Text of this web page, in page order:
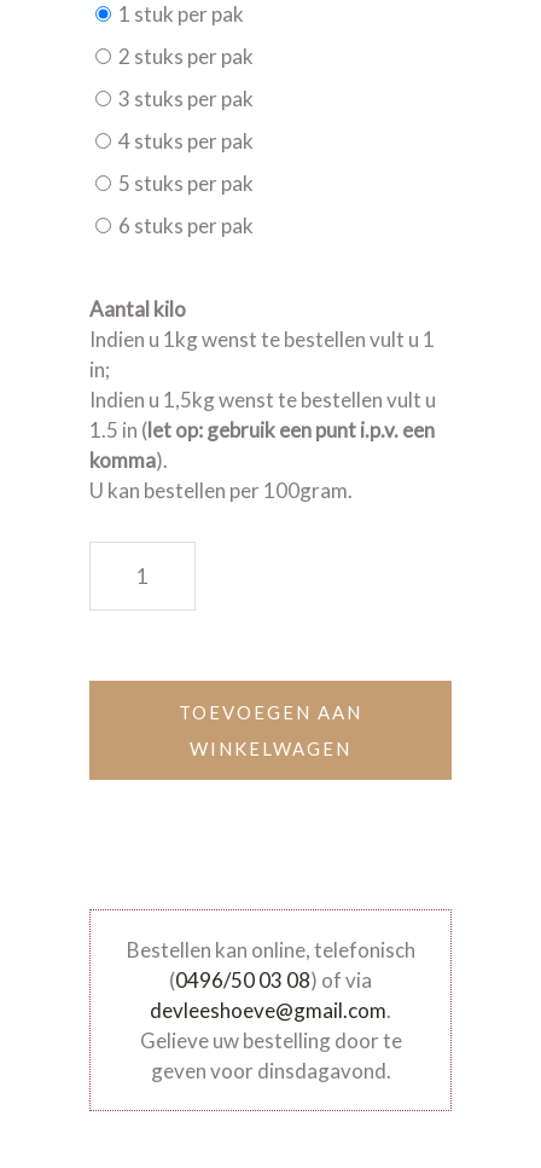
1 stuk per pak
2 stuks per pak
3 stuks per pak
4 stuks per pak
5 stuks per pak
6 stuks per pak
Aantal kilo
Indien u 1kg wenst te bestellen vult u 1
in;
Indien u 1,5kg wenst te bestellen vult u
1.5 in (let op: gebruik een punt i.p.v. een
komma).
U kan bestellen per 100gram.
TOEVOEGEN AAN
WINKELWAGEN
Bestellen kan online, telefonisch
(0496/50 03 08) of via
devleeshoeve@gmail.com.
Gelieve uw bestelling door te
geven voor dinsdagavond.